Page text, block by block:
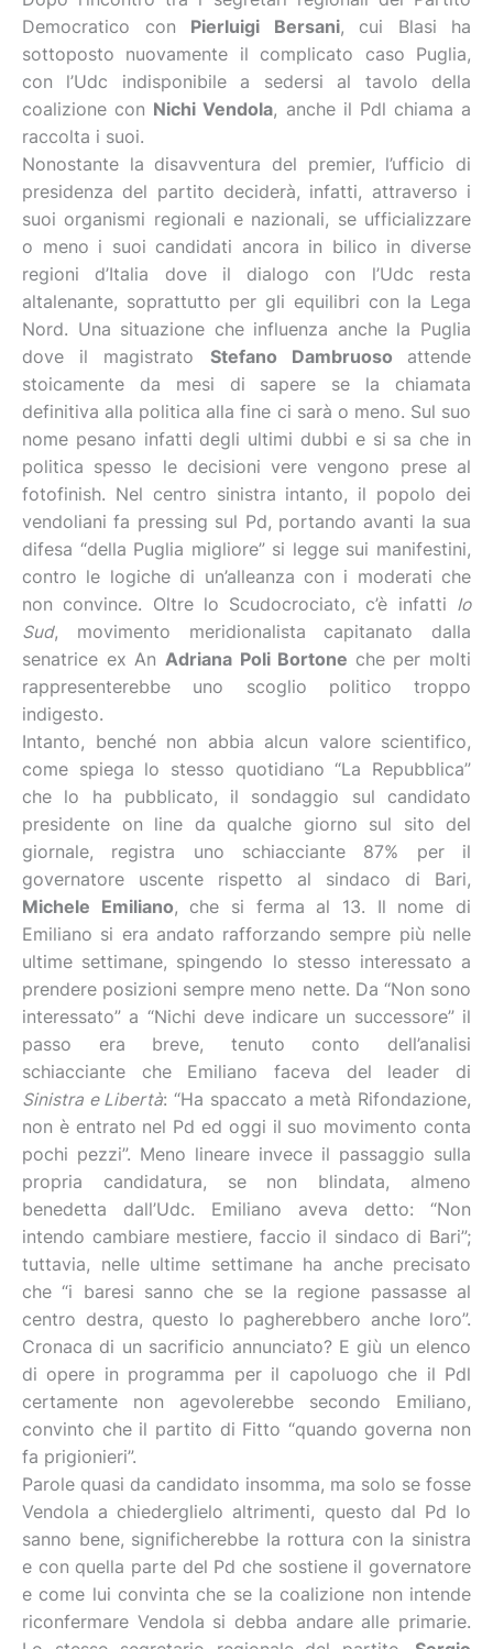
Democratico con Pierluigi Bersani, cui Blasi ha
sottoposto nuovamente il complicato caso Puglia,
con l’Udc indisponibile a sedersi al tavolo della
coalizione con Nichi Vendola, anche il Pdl chiama a
raccolta i suoi.
Nonostante la disavventura del premier, l’ufficio di
presidenza del partito deciderà, infatti, attraverso i
suoi organismi regionali e nazionali, se ufficializzare
o meno i suoi candidati ancora in bilico in diverse
regioni d’Italia dove il dialogo con l’Udc resta
altalenante, soprattutto per gli equilibri con la Lega
Nord. Una situazione che influenza anche la Puglia
dove il magistrato Stefano Dambruoso attende
stoicamente da mesi di sapere se la chiamata
definitiva alla politica alla fine ci sarà o meno. Sul suo
nome pesano infatti degli ultimi dubbi e si sa che in
politica spesso le decisioni vere vengono prese al
fotofinish. Nel centro sinistra intanto, il popolo dei
vendoliani fa pressing sul Pd, portando avanti la sua
difesa “della Puglia migliore” si legge sui manifestini,
contro le logiche di un’alleanza con i moderati che
non convince. Oltre lo Scudocrociato, c’è infatti Io
Sud, movimento meridionalista capitanato dalla
senatrice ex An Adriana Poli Bortone che per molti
rappresenterebbe uno scoglio politico troppo
indigesto.
Intanto, benché non abbia alcun valore scientifico,
come spiega lo stesso quotidiano “La Repubblica”
che lo ha pubblicato, il sondaggio sul candidato
presidente on line da qualche giorno sul sito del
giornale, registra uno schiacciante 87% per il
governatore uscente rispetto al sindaco di Bari,
Michele Emiliano, che si ferma al 13. Il nome di
Emiliano si era andato rafforzando sempre più nelle
ultime settimane, spingendo lo stesso interessato a
prendere posizioni sempre meno nette. Da “Non sono
interessato” a “Nichi deve indicare un successore” il
passo era breve, tenuto conto dell’analisi
schiacciante che Emiliano faceva del leader di
Sinistra e Libertà: “Ha spaccato a metà Rifondazione,
non è entrato nel Pd ed oggi il suo movimento conta
pochi pezzi”. Meno lineare invece il passaggio sulla
propria candidatura, se non blindata, almeno
benedetta dall’Udc. Emiliano aveva detto: “Non
intendo cambiare mestiere, faccio il sindaco di Bari”;
tuttavia, nelle ultime settimane ha anche precisato
che “i baresi sanno che se la regione passasse al
centro destra, questo lo pagherebbero anche loro”.
Cronaca di un sacrificio annunciato? E giù un elenco
di opere in programma per il capoluogo che il Pdl
certamente non agevolerebbe secondo Emiliano,
convinto che il partito di Fitto “quando governa non
fa prigionieri”.
Parole quasi da candidato insomma, ma solo se fosse
Vendola a chiederglielo altrimenti, questo dal Pd lo
sanno bene, significherebbe la rottura con la sinistra
e con quella parte del Pd che sostiene il governatore
e come lui convinta che se la coalizione non intende
riconfermare Vendola si debba andare alle primarie.